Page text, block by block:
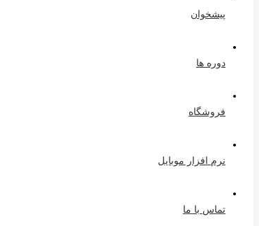
پیشخوان
دوره ها
فروشگاه
نرم افزار موبایل
تماس با ما